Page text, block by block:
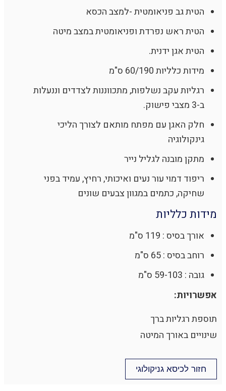
הטית גב פניאומטית -למצב הכסא
הטית ראש נפרדת ופניאומטית במצב מיטה
הטית אגן ידנית.
מידות כלליות 60/190 ס"מ
רגליות עקב נשלפות, מתכווננות לצדדים וננעלות
ב-3 מצבי פישוק.
חלק האגן עם מפתח מותאם לצורך הליכי
גינקולוגיה
מתקן מובנה לגליל נייר
ריפוד דמוי עור נעים ואיכותי, רחיץ, עמיד בפני
שחיקה, כתמים במגוון צבעים שונים
מידות כלליות
אורך בסיס : 119 ס"מ
רוחב בסיס : 65 ס"מ
גובה : 59-103 ס"מ
אפשרויות:
תוספת רגליות ברך
שינויים באורך המיטה
חזור לכיסא גניקולוגי